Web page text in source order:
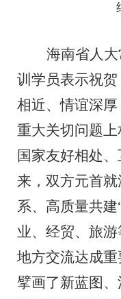
海南省人
训学员表示祝贺
相近、情谊深
重大关切问题
国家友好相处、
来，双方元首就
系、高质量共建
业、经贸、旅
地方交流达成
擘画了新蓝图